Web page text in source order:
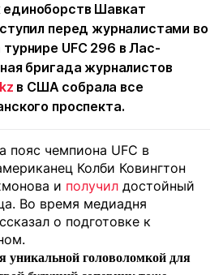
Шавкат
перед журналистами во
UFC 296 в Лас-
бригада журналистов
в США собрала все
проспекта.
пояс чемпиона UFC в
Колби Ковингтон
и получил достойный
Во время медиадня
о подготовке к
уникальной головоломкой для